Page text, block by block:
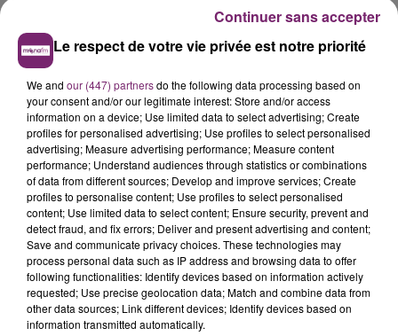
La Bulle - Guinguette éphémère
Le respect de votre vie privée est notre priorité
We and our (447) partnersdo the following data processing based on
your consent and/or our legitimate interest: Store and/or access
information on a device; Use limited data to select advertising; Create
profiles for personalised advertising; Use profiles to select personalised
advertising; Measure advertising performance; Measure content
performance; Understand audiences through statistics or combinations
of data from different sources; Develop and improve services; Create
profiles to personalise content; Use profiles to select personalised
content; Use limited data to select content; Ensure security, prevent and
detect fraud, and fix errors; Deliver and present advertising and content;
Save and communicate privacy choices. These technologies may
process personal data such as IP address and browsing data to offer
following functionalities: Identify devices based on information actively
requested; Use precise geolocation data; Match and combine data from
other data sources; Link different devices; Identify devices based on
information transmitted automatically.
Continuer sans accepter